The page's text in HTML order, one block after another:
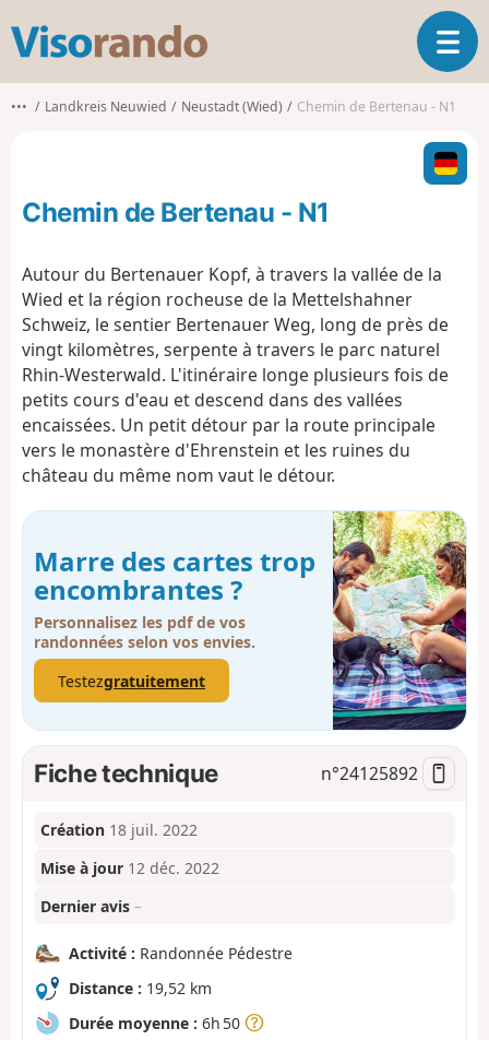
s
o
o
O
u
v
i
r
l
g
t
••• Landkreis Neuwied Neustadt (Wied) Chemin de Bertenau - N1
Chemin de Bertenau - N1
Autour du Bertenauer Kopf, à travers la vallée de la
Wied et la région rocheuse de la Mettelshahner
Schweiz, le sentier Bertenauer Weg, long de près de
vingt kilomètres, serpente à travers le parc naturel
Rhin-Westerwald. L'itinéraire longe plusieurs fois de
petits cours d'eau et descend dans des vallées
encaissées. Un petit détour par la route principale
vers le monastère d'Ehrenstein et les ruines du
château du même nom vaut le détour.
Marre des cartes trop
encombrantes ?
Personnalisez les pdf de vos
randonnées selon vos envies.
Testezgratuitement
Fiche technique n°24125892
Création 18 juil. 2022
Mise à jour 12 déc. 2022
Dernier avis –
Activité : Randonnée Pédestre
Distance : 19,52 km
Durée moyenne : 6h 50